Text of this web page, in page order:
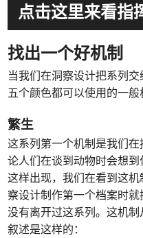
点击这里来看指
找出一个好机制
当我们在洞察设计把系列
五个颜色都可以使用的一般
繁生
这系列第一个机制是我们
论人们在谈到动物时会想
这样出现，我们在看到这
察设计制作第一个档案时
没有离开过这系列。这机
叙述是这样的：